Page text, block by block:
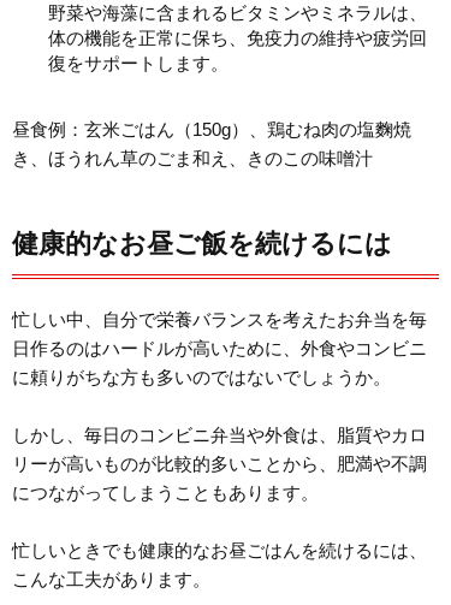
野菜や海藻に含まれるビタミンやミネラルは、
体の機能を正常に保ち、免疫力の維持や疲労回
復をサポートします。
昼食例：玄米ごはん（150g）、鶏むね肉の塩麴焼
き、ほうれん草のごま和え、きのこの味噌汁
健康的なお昼ご飯を続けるには
忙しい中、自分で栄養バランスを考えたお弁当を毎
日作るのはハードルが高いために、外食やコンビニ
に頼りがちな方も多いのではないでしょうか。
しかし、毎日のコンビニ弁当や外食は、脂質やカロ
リーが高いものが比較的多いことから、肥満や不調
につながってしまうこともあります。
忙しいときでも健康的なお昼ごはんを続けるには、
こんな工夫があります。